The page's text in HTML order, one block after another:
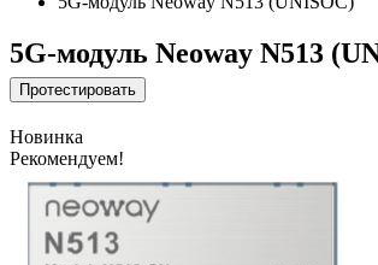
5G-модуль Neoway N513
Протестировать
Новинка
Рекомендуем!